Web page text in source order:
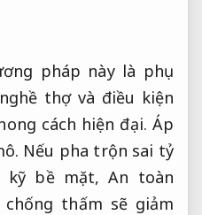
pháp này là phụ
thợ và điều kiện
cách hiện đại. Áp
Nếu pha trộn sai tỷ
kỹ bề mặt,An toàn
chống thấm sẽ giảm